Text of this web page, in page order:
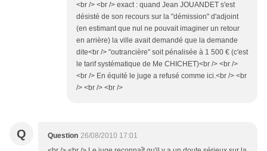
<br /> <br /> exact : quand Jean JOUANDET s'est
désisté de son recours sur la "démission" d'adjoint
(en estimant que nul ne pouvait imaginer un retour
en arrière) la ville avait demandé que la demande
dite<br /> "outrancière" soit pénalisée à 1 500 € (c'est
le tarif systématique de Me CHICHET)<br /> <br />
<br /> En équité le juge a refusé comme ici.<br /> <br
/> <br /> <br />
Q Question 26/08/2010 17:01